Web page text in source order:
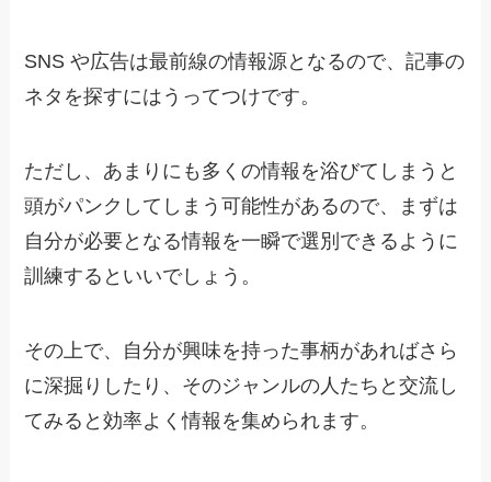
SNS や広告は最前線の情報源となるので、記事の
ネタを探すにはうってつけです。
ただし、あまりにも多くの情報を浴びてしまうと
頭がパンクしてしまう可能性があるので、
まずは
自分が必要となる情報を一瞬で選別できるように
訓練するといいでしょう。
その上で、自分が興味を持った事柄があればさら
に深掘りしたり、そのジャンルの人たちと交流し
てみると効率よく情報を集められます。